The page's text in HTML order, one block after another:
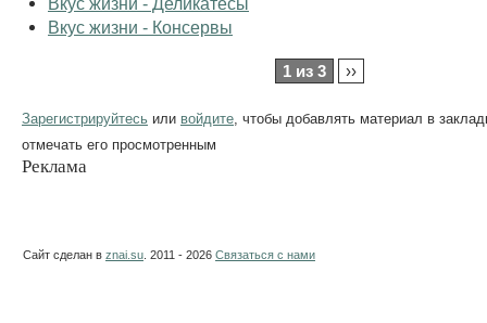
Вкус жизни - Консервы
1 из 3 ››
Зарегистрируйтесь или войдите , чтобы добавлять материал в
отмечать его просмотренным
Реклама
Сайт сделан в znai.su . 2011 - 2026 Связаться с нами